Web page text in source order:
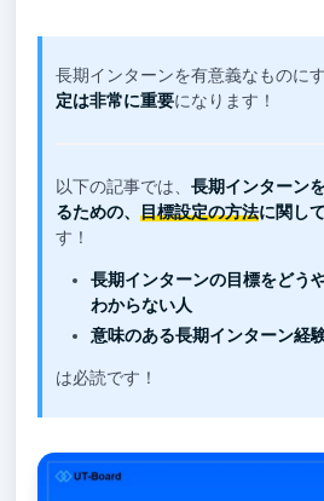
長期インターンを有意義なものに
定は非常に重要になります！
以下の記事では、長期インターン
るための、目標設定の方法に関し
す！
長期インターンの目標をどう
わからない人
意味のある長期インターン経
は必読です！